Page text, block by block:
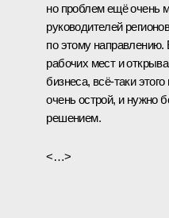
но проблем ещё очень
руководителей
по этому направлению.
рабочих мест и
бизнеса, всё‑таки
очень острой, и нужно
решением.
<…>